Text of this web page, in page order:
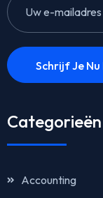
Schrijf Je Nu
Categorieën
Accounting